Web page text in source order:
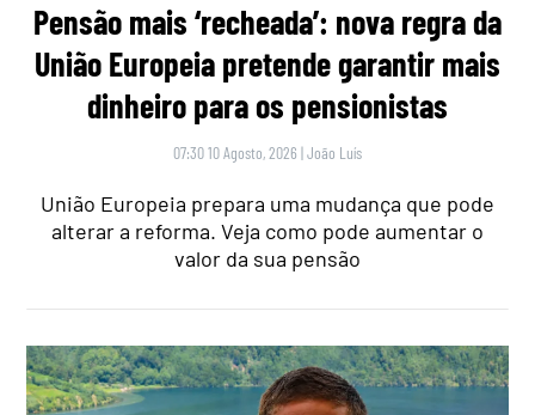
Pensão mais ‘recheada’: nova regra da
União Europeia pretende garantir mais
dinheiro para os pensionistas
07:30 10 Agosto, 2026 |João Luís
União Europeia prepara uma mudança que pode
alterar a reforma. Veja como pode aumentar o
valor da sua pensão